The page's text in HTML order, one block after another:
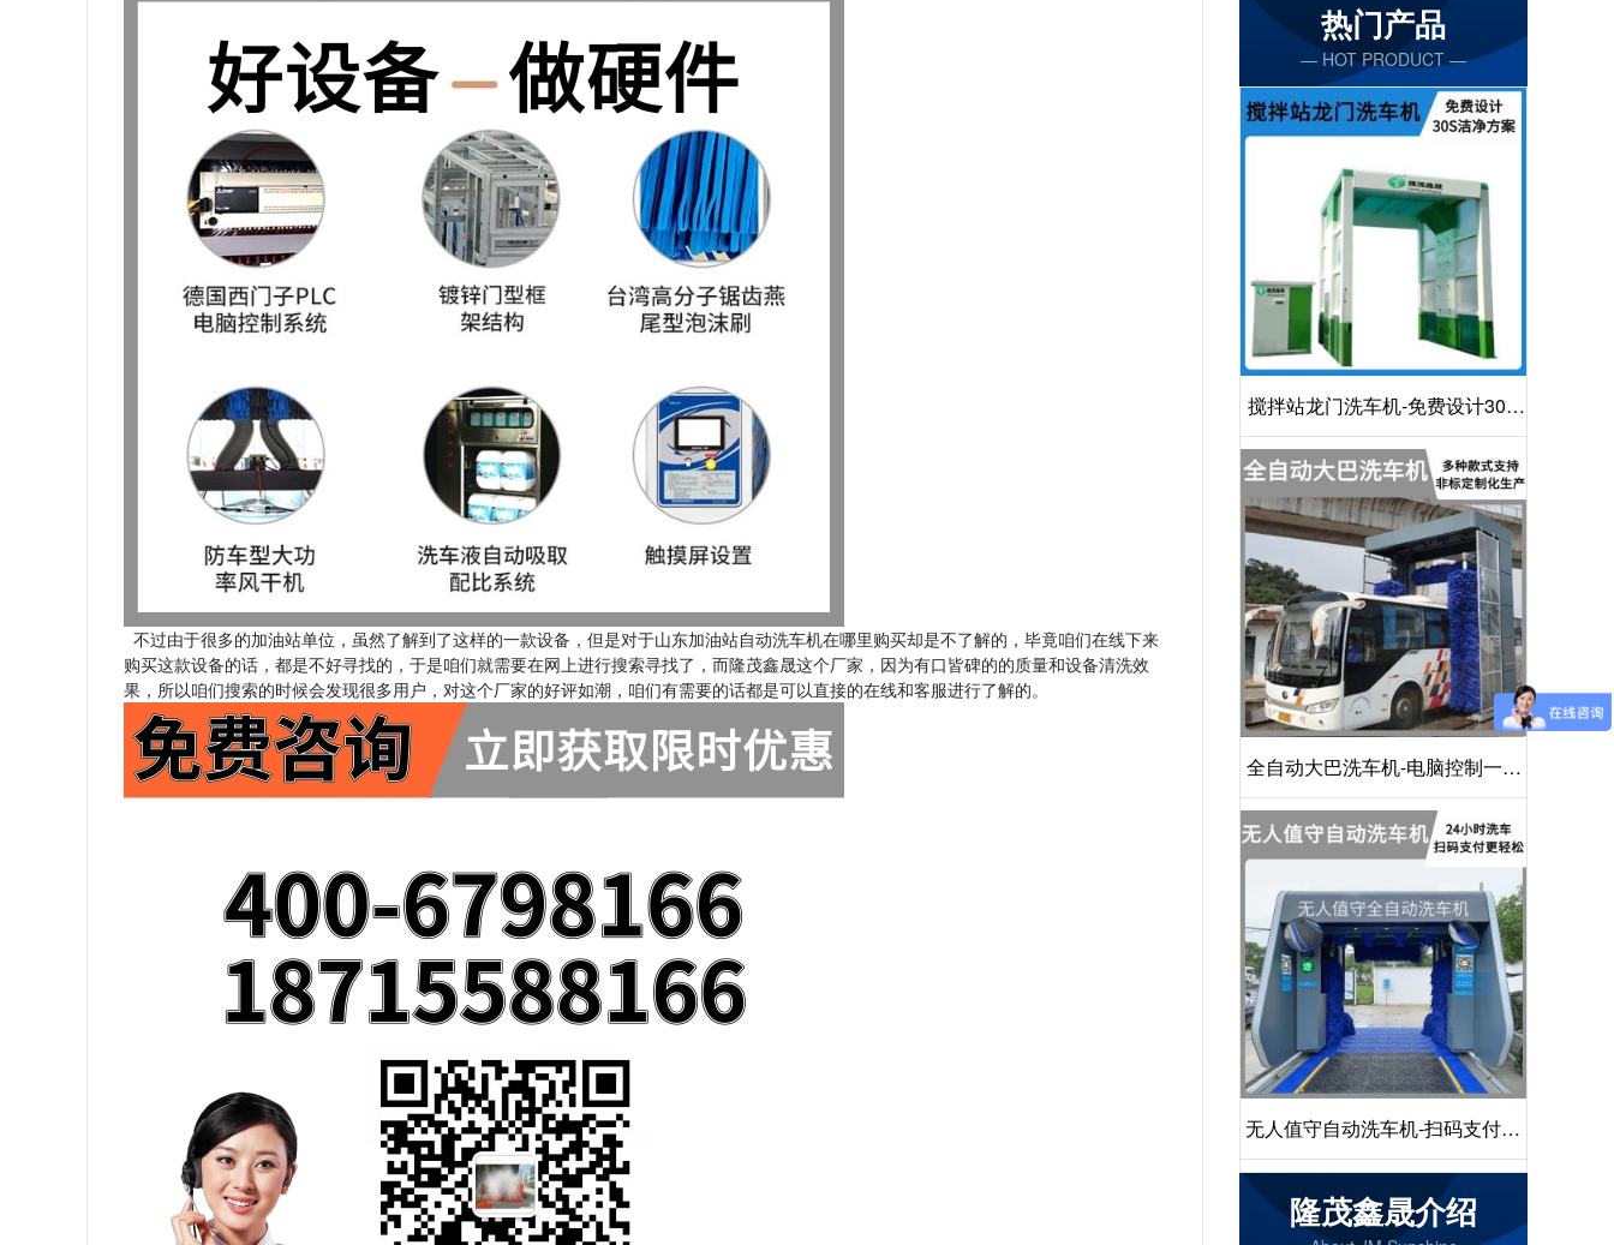
不过由于很多的加油站单位，虽然了解到了这样的一款设备，但是对于山东加油站自动洗车机在哪里购买却是不了解的，毕竟咱们在线下来
购买这款设备的话，都是不好寻找的，于是咱们就需要在网上进行搜索寻找了，而隆茂鑫晟这个厂家，因为有口皆碑的的质量和设备清洗效
果，所以咱们搜索的时候会发现很多用户，对这个厂家的好评如潮，咱们有需要的话都是可以直接的在线和客服进行了解的。
热门产品
— HOT PRODUCT —
搅拌站龙门洗车机-免费设计30S
洁净方案[隆茂鑫晟]
全自动大巴洗车机-电脑控制一键
启动清洗[隆茂鑫晟]
无人值守自动洗车机-扫码支付24
小时不停机洗车[隆茂鑫晟]
隆茂鑫晟介绍